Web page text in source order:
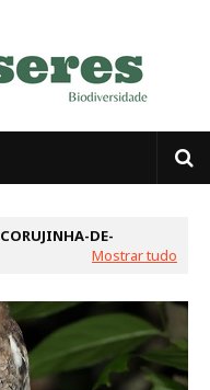
CORUJINHA-DE-
Mostrar tudo